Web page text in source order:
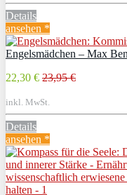
Details
ansehen *
Engelsmädchen – Max
22,30 € 23,95 €
inkl. MwSt.
Details
ansehen *